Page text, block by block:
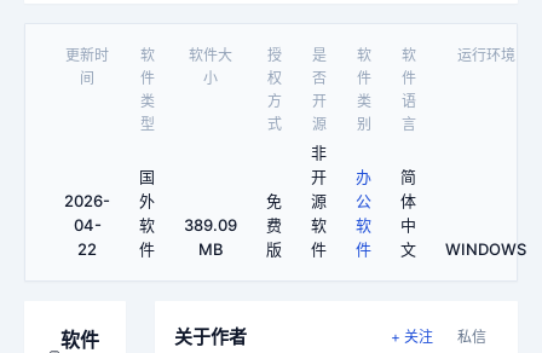
更新时
间
2026-
04-
22
软
件
类
型
国
外
软
件
软件大
小
389.09
MB
授
权
方
式
免
费
版
是
否
开
源
非
开
源
软
件
软
件
类
别
办
公
软
件
软
件
语
言
简
体
中
文
运行环境
WINDOWS
软件
关于作者 + 关注 私信